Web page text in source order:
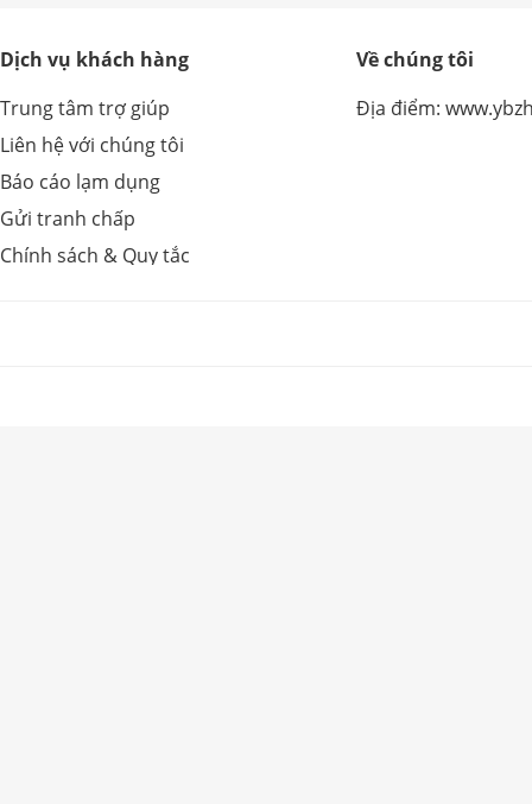
Dịch vụ khách hàng
Trung tâm trợ giúp
Liên hệ với chúng tôi
Báo cáo lạm dụng
Gửi tranh chấp
Chính sách & Quy tắc
Về chúng tôi
Địa điểm: